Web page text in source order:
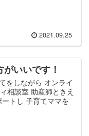
2021.09.25
いいです！
をしながら オンライ
相談室 助産師ときえ
トし 子育てママを